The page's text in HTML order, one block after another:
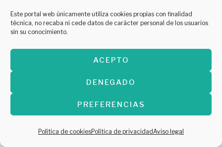
Este portal web únicamente utiliza cookies propias con finalidad
técnica, no recaba ni cede datos de carácter personal de los usuarios
sin su conocimiento.
ACEPTO
DENEGADO
PREFERENCIAS
Política de cookiesPolítica de privacidadAviso legal
633 01 26 57
11.- Bloody